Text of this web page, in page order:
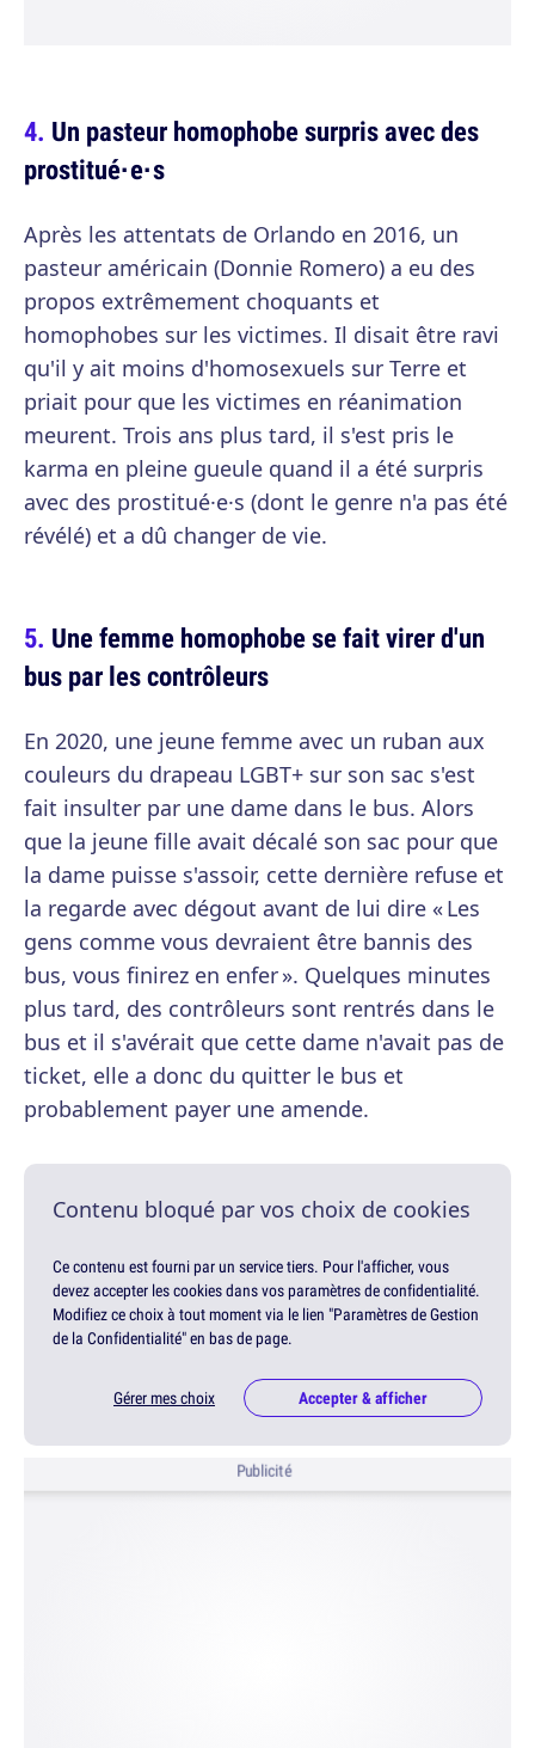
Un pasteur homophobe surpris avec des
prostitué·e·s
Après les attentats de Orlando en 2016, un
pasteur américain (Donnie Romero) a eu des
propos extrêmement choquants et
homophobes sur les victimes. Il disait être ravi
qu'il y ait moins d'homosexuels sur Terre et
priait pour que les victimes en réanimation
meurent. Trois ans plus tard, il s'est pris le
karma en pleine gueule quand il a été surpris
avec des prostitué·e·s (dont le genre n'a pas été
révélé) et a dû changer de vie.
Une femme homophobe se fait virer d'un
bus par les contrôleurs
En 2020, une jeune femme avec un ruban aux
couleurs du drapeau LGBT+ sur son sac s'est
fait insulter par une dame dans le bus. Alors
que la jeune fille avait décalé son sac pour que
la dame puisse s'assoir, cette dernière refuse et
la regarde avec dégout avant de lui dire « Les
gens comme vous devraient être bannis des
bus, vous finirez en enfer ». Quelques minutes
plus tard, des contrôleurs sont rentrés dans le
bus et il s'avérait que cette dame n'avait pas de
ticket, elle a donc du quitter le bus et
probablement payer une amende.
Contenu bloqué par vos choix de cookies
Ce contenu est fourni par un service tiers. Pour l'afficher, vous
devez accepter les cookies dans vos paramètres de confidentialité.
Modifiez ce choix à tout moment via le lien "Paramètres de Gestion
de la Confidentialité" en bas de page.
Gérer mes choix Accepter & afficher
Publicité